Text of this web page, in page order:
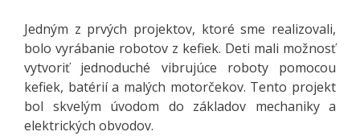
Jedným z prvých projektov, ktoré sme realizovali,
bolo vyrábanie robotov z kefiek. Deti mali možnosť
vytvoriť jednoduché vibrujúce roboty pomocou
kefiek, batérií a malých motorčekov. Tento projekt
bol skvelým úvodom do základov mechaniky a
elektrických obvodov.